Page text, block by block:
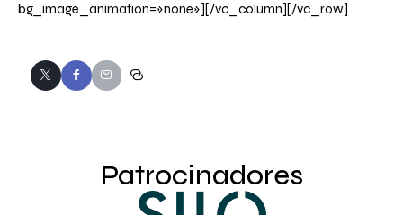
bg_image_animation=»none»][/vc_column][/vc_row]
Patrocinadores